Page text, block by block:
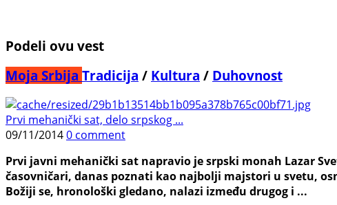
Podeli ovu vest
Moja Srbija Tradicija / Kultura / Duhovnost
Prvi mehanički sat, delo srpskog ...
09/11/20140 comment
Prvi javni mehanički sat napravio je srpski monah Lazar
časovničari, danas poznati kao najbolji majstori u svetu,
Božiji se, hronološki gledano, nalazi između drugog i ...